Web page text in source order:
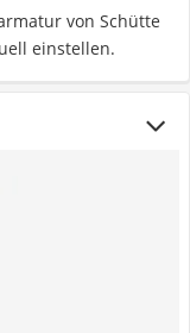
von Schütte
einstellen.